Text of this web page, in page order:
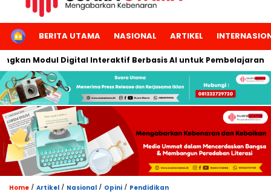
HOMEBERITA UTAMA NASIONAL ARTIKEL
Modul Digital Interaktif Berbasis AI untuk Pembelajaran
Home / Artikel / Nasional / Opini / Pendidikan